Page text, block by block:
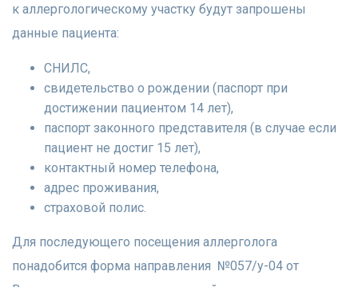
к аллергологическому участку будут запрошены
данные пациента:
СНИЛС,
свидетельство о рождении (паспорт при
достижении пациентом 14 лет),
паспорт законного представителя (в случае если
пациент не достиг 15 лет),
контактный номер телефона,
адрес проживания,
страховой полис.
Для последующего посещения аллерголога
понадобится форма направления №057/у-04 от